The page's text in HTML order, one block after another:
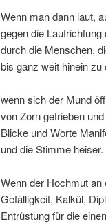
Wenn man dann laut,
gegen die
durch die Menschen,
bis ganz weit hinein zu
wenn sich der Mund
von Zorn getrieben
Blicke und Worte
und die Stimme heiser.
Wenn der Hochmut an
Gefälligkeit, Kalkül,
Entrüstung für die